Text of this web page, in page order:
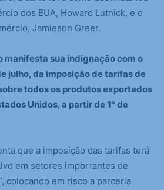
dos EUA, Howard Lutnick, e o
Jamieson Greer.
manifesta sua indignação com o
julho, da imposição de tarifas de
todos os produtos exportados
Unidos, a partir de 1° de
que a imposição das tarifas terá
em setores importantes de
colocando em risco a parceria